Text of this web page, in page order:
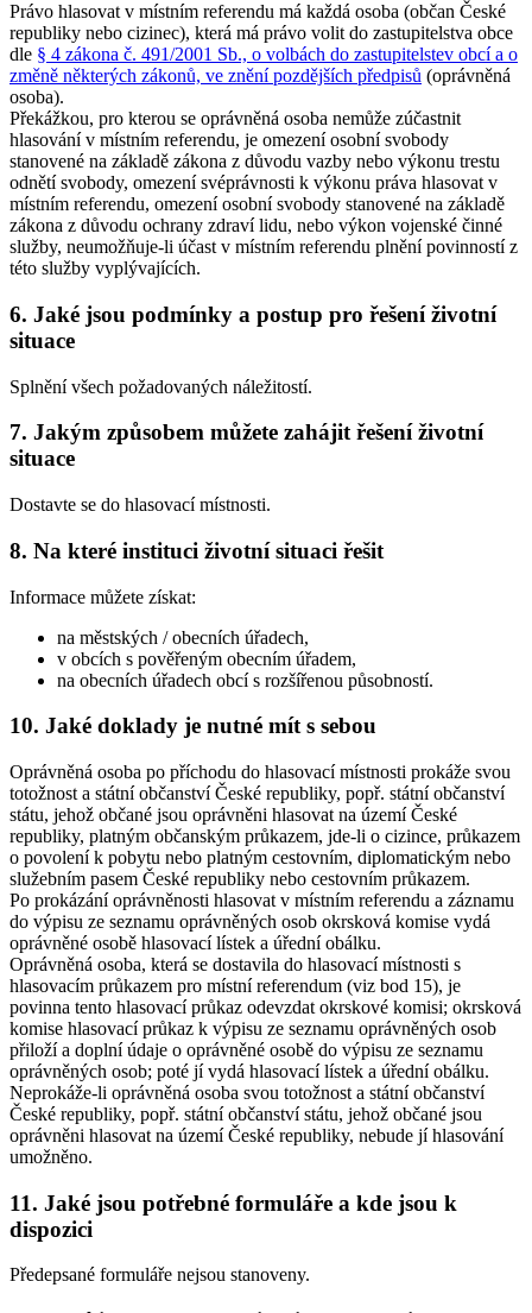
Právo hlasovat v místním referendu má každá osoba (občan České
republiky nebo cizinec), která má právo volit do zastupitelstva obce
dle § 4 zákona č. 491/2001 Sb., o volbách do zastupitelstev obcí a o
změně některých zákonů, ve znění pozdějších předpisů (oprávněná
osoba).
Překážkou, pro kterou se oprávněná osoba nemůže zúčastnit
hlasování v místním referendu, je omezení osobní svobody
stanovené na základě zákona z důvodu vazby nebo výkonu trestu
odnětí svobody, omezení svéprávnosti k výkonu práva hlasovat v
místním referendu, omezení osobní svobody stanovené na základě
zákona z důvodu ochrany zdraví lidu, nebo výkon vojenské činné
služby, neumožňuje-li účast v místním referendu plnění povinností z
této služby vyplývajících.
6. Jaké jsou podmínky a postup pro řešení životní
situace
Splnění všech požadovaných náležitostí.
7. Jakým způsobem můžete zahájit řešení životní
situace
Dostavte se do hlasovací místnosti.
8. Na které instituci životní situaci řešit
Informace můžete získat:
na městských / obecních úřadech,
v obcích s pověřeným obecním úřadem,
na obecních úřadech obcí s rozšířenou působností.
10. Jaké doklady je nutné mít s sebou
Oprávněná osoba po příchodu do hlasovací místnosti prokáže svou
totožnost a státní občanství České republiky, popř. státní občanství
státu, jehož občané jsou oprávněni hlasovat na území České
republiky, platným občanským průkazem, jde-li o cizince, průkazem
o povolení k pobytu nebo platným cestovním, diplomatickým nebo
služebním pasem České republiky nebo cestovním průkazem.
Po prokázání oprávněnosti hlasovat v místním referendu a záznamu
do výpisu ze seznamu oprávněných osob okrsková komise vydá
oprávněné osobě hlasovací lístek a úřední obálku.
Oprávněná osoba, která se dostavila do hlasovací místnosti s
hlasovacím průkazem pro místní referendum (viz bod 15), je
povinna tento hlasovací průkaz odevzdat okrskové komisi; okrsková
komise hlasovací průkaz k výpisu ze seznamu oprávněných osob
přiloží a doplní údaje o oprávněné osobě do výpisu ze seznamu
oprávněných osob; poté jí vydá hlasovací lístek a úřední obálku.
Neprokáže-li oprávněná osoba svou totožnost a státní občanství
České republiky, popř. státní občanství státu, jehož občané jsou
oprávněni hlasovat na území České republiky, nebude jí hlasování
umožněno.
11. Jaké jsou potřebné formuláře a kde jsou k
dispozici
Předepsané formuláře nejsou stanoveny.